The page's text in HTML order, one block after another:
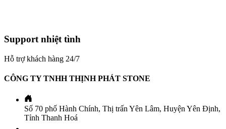
Support nhiệt tình
Hỗ trợ khách hàng 24/7
CÔNG TY TNHH THỊNH PHÁT STONE
Số 70 phố Hành Chính, Thị trấn Yên Lâm, Huyện Yên Định,
Tỉnh Thanh Hoá